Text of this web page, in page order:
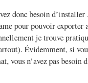
donc besoin
pour pouvoir exporter
je trouve
Évidemment, si
vous n’avez pas besoin